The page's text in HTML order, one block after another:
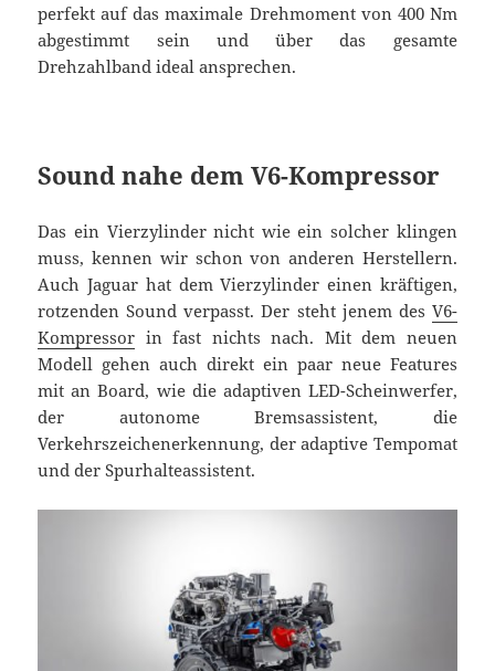
perfekt auf das maximale Drehmoment von 400 Nm
abgestimmt sein und über das gesamte
Drehzahlband ideal ansprechen.
Sound nahe dem V6-Kompressor
Das ein Vierzylinder nicht wie ein solcher klingen
muss, kennen wir schon von anderen Herstellern.
Auch Jaguar hat dem Vierzylinder einen kräftigen,
rotzenden Sound verpasst. Der steht jenem des V6-
Kompressor in fast nichts nach. Mit dem neuen
Modell gehen auch direkt ein paar neue Features
mit an Board, wie die adaptiven LED-Scheinwerfer,
der autonome Bremsassistent, die
Verkehrszeichenerkennung, der adaptive Tempomat
und der Spurhalteassistent.